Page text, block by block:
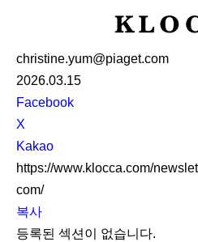
K
O
christine.yum@piaget.com
2026.03.15
S
N
S
S
h
a
r
Facebook
X
Kakao
https://www.klocca.com/
com/
복사
등록된 섹션이 없습니다.